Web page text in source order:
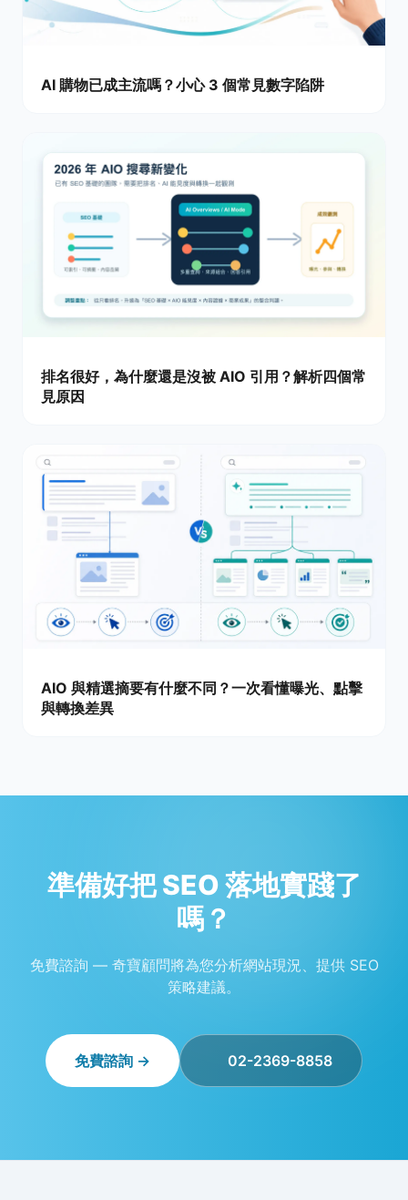
AI 購物已成主流嗎？小心 3 個常見數字陷阱
排名很好，為什麼還是沒被 AIO 引用？解析四個常
見原因
AIO 與精選摘要有什麼不同？一次看懂曝光、點擊
與轉換差異
準備好把 SEO 落地實踐了
嗎？
免費諮詢 — 奇寶顧問將為您分析網站現況、提供 SEO
策略建議。
免費諮詢 → 02-2369-8858